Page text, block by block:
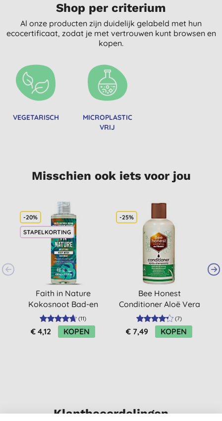
Shop per criterium
Al onze producten zijn duidelijk gelabeld met hun
ecocertificaat, zodat je met vertrouwen kunt browsen en
kopen.
VEGETARISCH
MICROPLASTIC
VRIJ
Misschien ook iets voor jou
-20%
STAPELKORTING
Faith in Nature
Kokosnoot Bad-en
Douchegel
(11)
€ 4,12 KOPEN
-25%
Bee Honest
Conditioner Aloë Vera
& Honing 250ML
(gekleurd)
(7)
€ 7,49 KOPEN
Klantbeoordelingen